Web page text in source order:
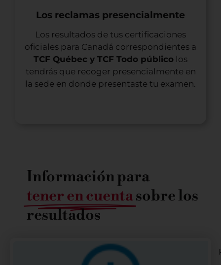
Los reclamas presencialmente
Los resultados de tus certificaciones
oficiales para Canadá correspondientes a
TCF Québec y TCF Todo público los
tendrás que recoger presencialmente en
la sede en donde presentaste tu examen.
Información para
tener en cuentasobre los
resultados